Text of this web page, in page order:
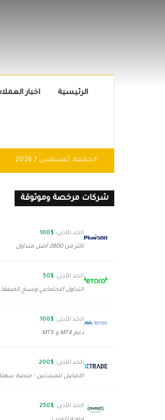
الرئيسية اخبار
الجمعة, أغسطس 7 2026
شركات مرخصة وموثوقة
الحد الأدنى: $100
أكثر من 2800 أصل متداول
الحد الأدنى: $50
التداول
الحد الأدنى: $100
دعم MT4 و MT5
الحد الأدنى: $200
الأفضل للمبتدئين - منصة
الحد الأدنى: $250